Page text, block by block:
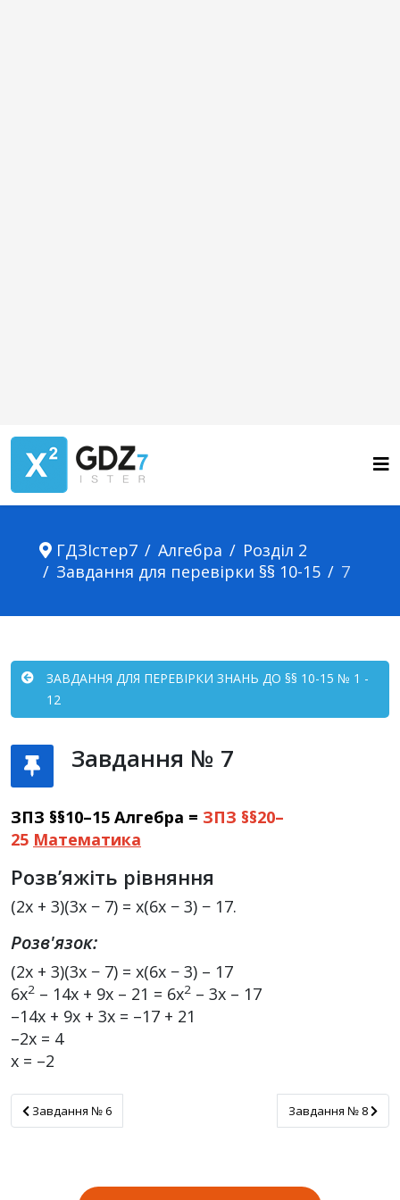
ГДЗІстер7 Алгебра
Розділ 2
Завдання для перевірки §§ 10-15
7
ЗАВДАННЯ ДЛЯ ПЕРЕВІРКИ ЗНАНЬ ДО §§ 10-15 № 1 -
12
Завдання № 7
ЗПЗ §§10–15 Алгебра = ЗПЗ §§20–
25 Математика
Розв’яжіть рівняння
(2x + 3)(3x − 7) = x(6x − 3) − 17.
Розв'язок:
(2x + 3)(3x − 7) = x(6x − 3) – 17
6x2 – 14x + 9x – 21 = 6x2 – 3x – 17
–14x + 9x + 3x = –17 + 21
–2x = 4
x = –2
Завдання № 6
Завдання № 6 Завдання № 8
Завдання № 8